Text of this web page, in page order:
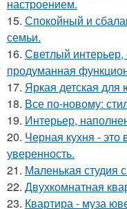
настроением.
15. Спокойный и
семьи.
16. Светлый интерьер,
продуманная
17. Яркая детская для
18. Все по-новому:
19. Интерьер,
20. Черная кухня - это
уверенность.
21. Маленькая студия
22. Двухкомнатная
23. Квартира - муза